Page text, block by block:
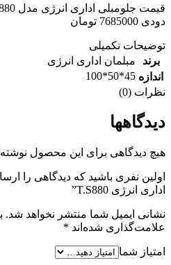
دودی 7685000 تومان
توضیحات تکمیلی
برند
مبلمان اداری انرژی
اندازه 45*50*100
نظرات (0)
دیدگاهها
هیچ دیدگاهی برای این محصول
اولین نفری باشید که دیدگاهی را
اداری انرژی T.S880”
نشانی ایمیل شما منتشر نخواهد شد.
علامت‌گذاری شده‌اند *
امتیاز شما